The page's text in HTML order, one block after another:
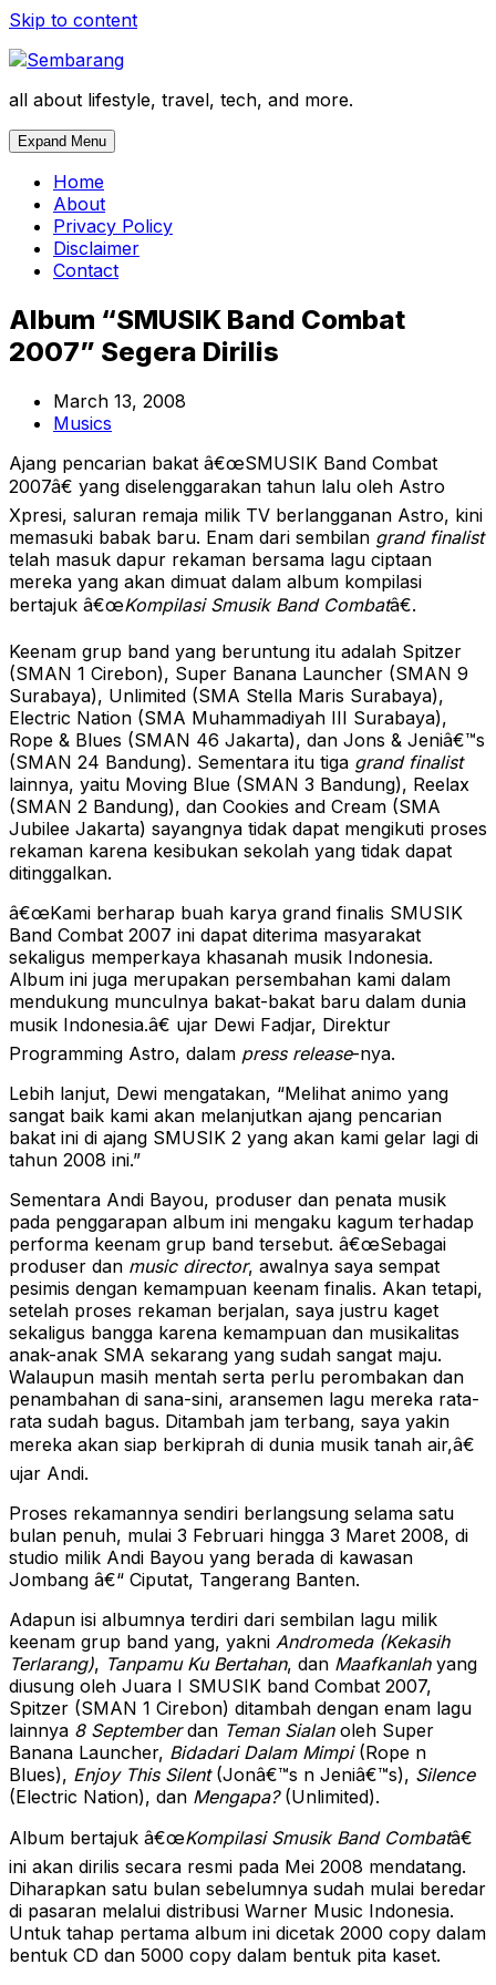
Skip to content
all about lifestyle, travel, tech, and more.
Expand Menu
Home
About
Privacy Policy
Disclaimer
Contact
Album “SMUSIK Band Combat
2007” Segera Dirilis
March 13, 2008
Musics
Ajang pencarian bakat â€œSMUSIK Band Combat
2007â€ yang diselenggarakan tahun lalu oleh Astro
Xpresi, saluran remaja milik TV berlangganan Astro, kini
memasuki babak baru. Enam dari sembilan grand finalist
telah masuk dapur rekaman bersama lagu ciptaan
mereka yang akan dimuat dalam album kompilasi
bertajuk â€œKompilasi Smusik Band Combatâ€.
Keenam grup band yang beruntung itu adalah Spitzer
(SMAN 1 Cirebon), Super Banana Launcher (SMAN 9
Surabaya), Unlimited (SMA Stella Maris Surabaya),
Electric Nation (SMA Muhammadiyah III Surabaya),
Rope & Blues (SMAN 46 Jakarta), dan Jons & Jeniâ€™s
(SMAN 24 Bandung). Sementara itu tiga grand finalist
lainnya, yaitu Moving Blue (SMAN 3 Bandung), Reelax
(SMAN 2 Bandung), dan Cookies and Cream (SMA
Jubilee Jakarta) sayangnya tidak dapat mengikuti proses
rekaman karena kesibukan sekolah yang tidak dapat
ditinggalkan.
â€œKami berharap buah karya grand finalis SMUSIK
Band Combat 2007 ini dapat diterima masyarakat
sekaligus memperkaya khasanah musik Indonesia.
Album ini juga merupakan persembahan kami dalam
mendukung munculnya bakat-bakat baru dalam dunia
musik Indonesia.â€ ujar Dewi Fadjar, Direktur
Programming Astro, dalam press release-nya.
Lebih lanjut, Dewi mengatakan, “Melihat animo yang
sangat baik kami akan melanjutkan ajang pencarian
bakat ini di ajang SMUSIK 2 yang akan kami gelar lagi di
tahun 2008 ini.”
Sementara Andi Bayou, produser dan penata musik
pada penggarapan album ini mengaku kagum terhadap
performa keenam grup band tersebut. â€œSebagai
produser dan music director, awalnya saya sempat
pesimis dengan kemampuan keenam finalis. Akan tetapi,
setelah proses rekaman berjalan, saya justru kaget
sekaligus bangga karena kemampuan dan musikalitas
anak-anak SMA sekarang yang sudah sangat maju.
Walaupun masih mentah serta perlu perombakan dan
penambahan di sana-sini, aransemen lagu mereka rata-
rata sudah bagus. Ditambah jam terbang, saya yakin
mereka akan siap berkiprah di dunia musik tanah air,â€
ujar Andi.
Proses rekamannya sendiri berlangsung selama satu
bulan penuh, mulai 3 Februari hingga 3 Maret 2008, di
studio milik Andi Bayou yang berada di kawasan
Jombang â€“ Ciputat, Tangerang Banten.
Adapun isi albumnya terdiri dari sembilan lagu milik
keenam grup band yang, yakni Andromeda (Kekasih
Terlarang), Tanpamu Ku Bertahan, dan Maafkanlahyang
diusung oleh Juara I SMUSIK band Combat 2007,
Spitzer (SMAN 1 Cirebon) ditambah dengan enam lagu
lainnya 8 Septemberdan Teman Sialanoleh Super
Banana Launcher, Bidadari Dalam Mimpi(Rope n
Blues), Enjoy This Silent(Jonâ€™s n Jeniâ€™s), Silence
(Electric Nation), dan Mengapa?(Unlimited).
Album bertajuk â€œKompilasi Smusik Band Combatâ€
ini akan dirilis secara resmi pada Mei 2008 mendatang.
Diharapkan satu bulan sebelumnya sudah mulai beredar
di pasaran melalui distribusi Warner Music Indonesia.
Untuk tahap pertama album ini dicetak 2000 copy dalam
bentuk CD dan 5000 copy dalam bentuk pita kaset.